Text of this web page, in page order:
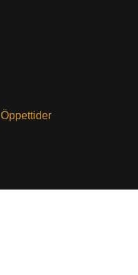
Öppettider